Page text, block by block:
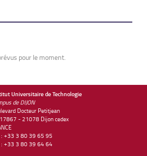
pour le moment.
Universitaire de Technologie
de DIJON
Docteur Petitjean
- 21078 Dijon cedex
: +33 3 80 39 65 95
: +33 3 80 39 64 64